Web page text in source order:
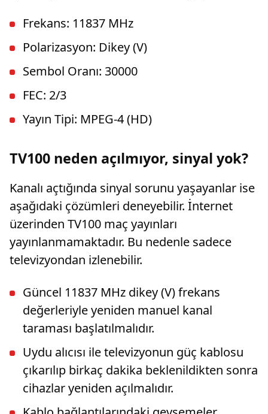
Frekans: 11837 MHz
Polarizasyon: Dikey (V)
Sembol Oranı: 30000
FEC: 2/3
Yayın Tipi: MPEG-4 (HD)
TV100 neden açılmıyor, sinyal yok?
Kanalı açtığında sinyal sorunu yaşayanlar ise
aşağıdaki çözümleri deneyebilir. İnternet
üzerinden TV100 maç yayınları
yayınlanmamaktadır. Bu nedenle sadece
televizyondan izlenebilir.
Güncel 11837 MHz dikey (V) frekans
değerleriyle yeniden manuel kanal
taraması başlatılmalıdır.
Uydu alıcısı ile televizyonun güç kablosu
çıkarılıp birkaç dakika beklenildikten sonra
cihazlar yeniden açılmalıdır.